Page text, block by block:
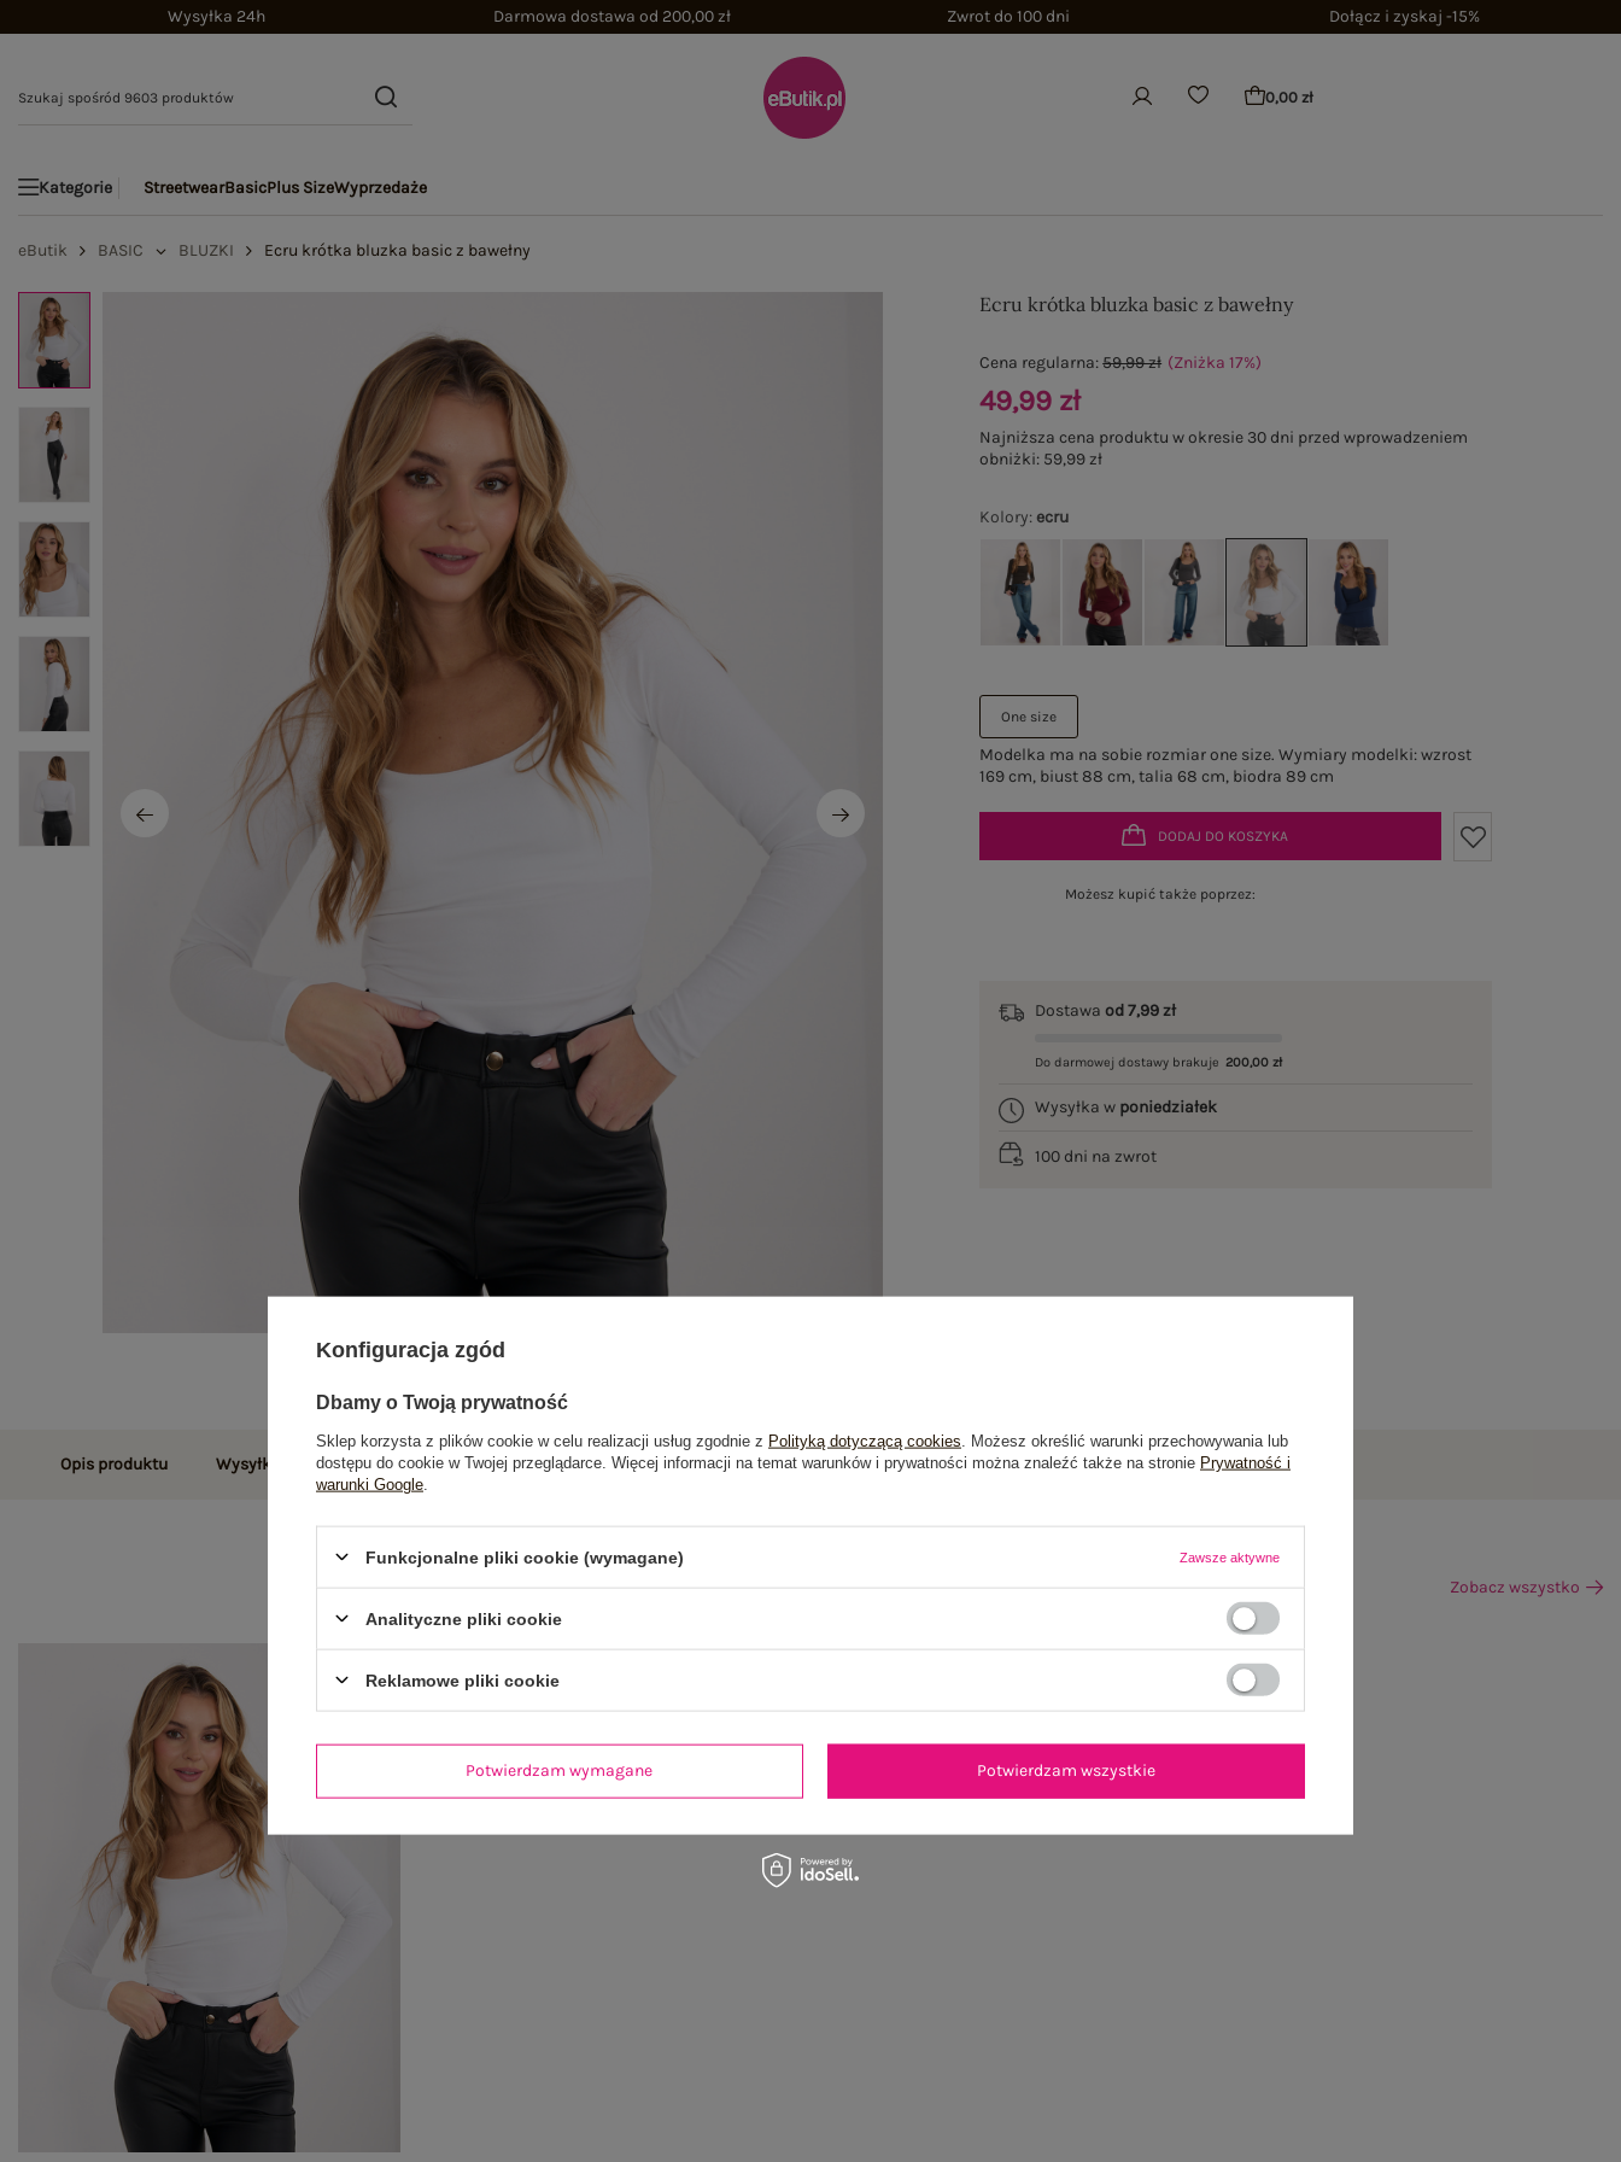
Wysyłka 24h Darmowa dostawa od 200,00 zł Zwrot do 100 dni Dołącz i zyskaj -15%
0,00 zł
Kategorie StreetwearBasicPlus SizeWyprzedaże
eButik BASIC BLUZKI Ecru krótka bluzka basic z bawełny
Ecru krótka bluzka basic z bawełny
Kolory: ecru
One size
Modelka ma na sobie rozmiar one size. Wymiary modelki: wzrost
169 cm, biust 88 cm, talia 68 cm, biodra 89 cm
Cena regularna:59,99 zł (Zniżka17%)
49,99 zł
Najniższa cena produktu w okresie 30 dni przed wprowadzeniem
obniżki: 59,99 zł
DODAJ DO KOSZYKA
Możesz kupić także poprzez:
Dostawaod 7,99 zł
Do darmowej dostawy brakuje 200,00 zł
Wysyłka w poniedziałek
100 dni na zwrot
Opis produktu Wysyłka i dostawa Zwroty i reklamacje Opinie o produkcie(0)
Zobacz wszystko
Konfiguracja zgód
Dbamy o Twoją prywatność
Sklep korzysta z plików cookie w celu realizacji usług zgodnie z Polityką dotyczącą cookies . Możesz określić warunki przechowywania lub
dostępu do cookie w Twojej przeglądarce. Więcej informacji na temat warunków i prywatności można znaleźć także na stronie Prywatność i
warunki Google
Funkcjonalne pliki cookie (wymagane) Zawsze aktywne
Analityczne pliki cookie
Reklamowe pliki cookie
Potwierdzam wymagane Potwierdzam wszystkie